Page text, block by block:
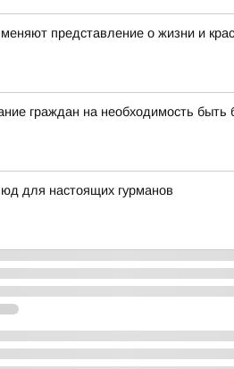
представление о жизни и
граждан на необходимость быть
для настоящих гурманов